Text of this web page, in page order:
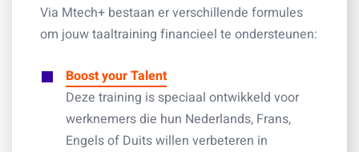
Via Mtech+ bestaan er verschillende formules
om jouw taaltraining financieel te ondersteunen:
Boost your Talent
Deze training is speciaal ontwikkeld voor
werknemers die hun Nederlands, Frans,
Engels of Duits willen verbeteren in